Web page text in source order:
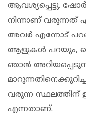
ആവശ്യപ്പെട്ടു. ഷോര്‍
നിന്നാണ് വരുന്നത്
അവര്‍ എന്നോട്
ആളുകള്‍ പറയും,
ഞാന്‍
വരുന്ന സ്ഥലത്തിന്
എന്നതാണ്.